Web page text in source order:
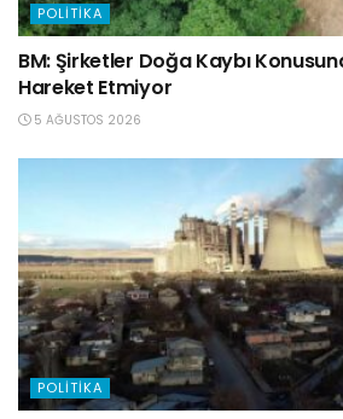
POLITIKA
BM: Şirketler Doğa Kaybı
Hareket Etmiyor
5 AĞUSTOS 2026
POLITIKA